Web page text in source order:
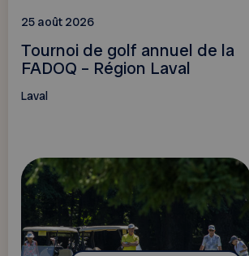
25 août 2026
Tournoi de golf annuel de la
FADOQ – Région Laval
Laval